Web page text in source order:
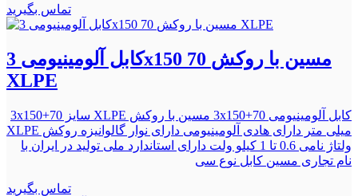
تماس بگیرید
کابل آلومینیومی 3x150 70 مسین با روکش
XLPE
کابل آلومینیومی 3x150+70 مسین با روکش XLPE سایز 3x150+70
میلی متر دارای هادی آلومینیومی دارای نوار گالوانیزه روکش XLPE
ولتاژ نامی 0.6 تا 1 کیلو ولت دارای استاندارد ملی تولید در ایران با
نام تجاری مسین کابل نوع سی
تماس بگیرید